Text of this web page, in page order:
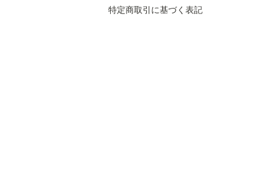
特定商取引に基づく表記